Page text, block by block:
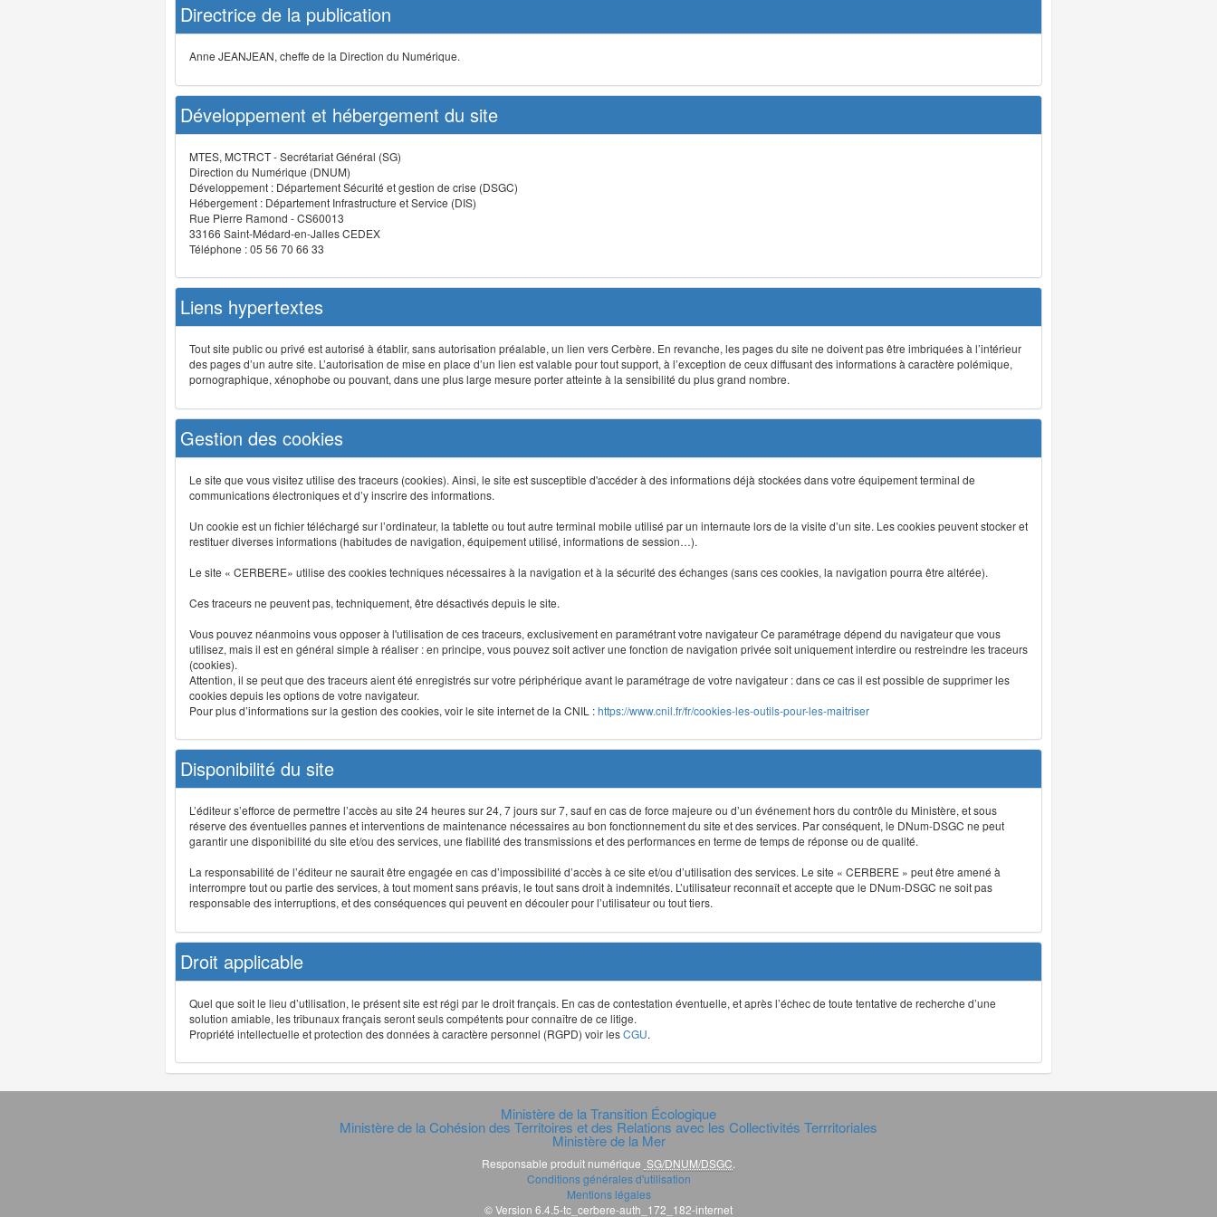
Directrice de la publication
Anne JEANJEAN, cheffe de la Direction du Numérique.
Développement et hébergement du site
MTES, MCTRCT - Secrétariat Général (SG)
Direction du Numérique (DNUM)
Développement : Département Sécurité et gestion de crise (DSGC)
Hébergement : Département Infrastructure et Service (DIS)
Rue Pierre Ramond - CS60013
33166 Saint-Médard-en-Jalles CEDEX
Téléphone : 05 56 70 66 33
Liens hypertextes
Tout site public ou privé est autorisé à établir, sans autorisation préalable, un lien vers Cerbère. En revanche, les pages du site ne doivent pas être imbriquées à l’intérieur
des pages d’un autre site. L’autorisation de mise en place d’un lien est valable pour tout support, à l’exception de ceux diffusant des informations à caractère polémique,
pornographique, xénophobe ou pouvant, dans une plus large mesure porter atteinte à la sensibilité du plus grand nombre.
Gestion des cookies
Le site que vous visitez utilise des traceurs (cookies). Ainsi, le site est susceptible d'accéder à des informations déjà stockées dans votre équipement terminal de
communications électroniques et d’y inscrire des informations.
Un cookie est un fichier téléchargé sur l’ordinateur, la tablette ou tout autre terminal mobile utilisé par un internaute lors de la visite d’un site. Les cookies peuvent stocker et
restituer diverses informations (habitudes de navigation, équipement utilisé, informations de session…).
Le site « CERBERE» utilise des cookies techniques nécessaires à la navigation et à la sécurité des échanges (sans ces cookies, la navigation pourra être altérée).
Ces traceurs ne peuvent pas, techniquement, être désactivés depuis le site.
Vous pouvez néanmoins vous opposer à l'utilisation de ces traceurs, exclusivement en paramétrant votre navigateur Ce paramétrage dépend du navigateur que vous
utilisez, mais il est en général simple à réaliser : en principe, vous pouvez soit activer une fonction de navigation privée soit uniquement interdire ou restreindre les traceurs
(cookies).
Attention, il se peut que des traceurs aient été enregistrés sur votre périphérique avant le paramétrage de votre navigateur : dans ce cas il est possible de supprimer les
cookies depuis les options de votre navigateur.
Pour plus d’informations sur la gestion des cookies, voir le site internet de la CNIL :https://www.cnil.fr/fr/cookies-les-outils-pour-les-maitriser
Disponibilité du site
L’éditeur s’efforce de permettre l’accès au site 24 heures sur 24, 7 jours sur 7, sauf en cas de force majeure ou d’un événement hors du contrôle du Ministère, et sous
réserve des éventuelles pannes et interventions de maintenance nécessaires au bon fonctionnement du site et des services. Par conséquent, le DNum-DSGC ne peut
garantir une disponibilité du site et/ou des services, une fiabilité des transmissions et des performances en terme de temps de réponse ou de qualité.
La responsabilité de l’éditeur ne saurait être engagée en cas d’impossibilité d’accès à ce site et/ou d’utilisation des services. Le site « CERBERE » peut être amené à
interrompre tout ou partie des services, à tout moment sans préavis, le tout sans droit à indemnités. L’utilisateur reconnaît et accepte que le DNum-DSGC ne soit pas
responsable des interruptions, et des conséquences qui peuvent en découler pour l’utilisateur ou tout tiers.
Droit applicable
Quel que soit le lieu d’utilisation, le présent site est régi par le droit français. En cas de contestation éventuelle, et après l’échec de toute tentative de recherche d’une
solution amiable, les tribunaux français seront seuls compétents pour connaître de ce litige.
Propriété intellectuelle et protection des données à caractère personnel (RGPD) voir lesCGU.
Ministère de la Transition Écologique
Ministère de la Cohésion des Territoires et des Relations avec les Collectivités Terrritoriales
Ministère de la Mer
Responsable produit numérique SG/DNUM/DSGC
Conditions générales d'utilisation
Mentions légales
© Version 6.4.5-tc_cerbere-auth_172_182-internet